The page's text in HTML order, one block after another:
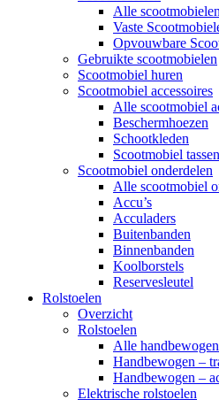
Alle scootmobielen
Vaste
Opvouwbare
Gebruikte scootmobielen
Scootmobiel huren
Scootmobiel accessoires
Alle scootmobiel
Beschermhoezen
Schootkleden
Scootmobiel tassen
Scootmobiel onderdelen
Alle scootmobiel
Accu’s
Acculaders
Buitenbanden
Binnenbanden
Koolborstels
Reservesleutel
Rolstoelen
Overzicht
Rolstoelen
Alle
Handbewogen –
Handbewogen –
Elektrische rolstoelen